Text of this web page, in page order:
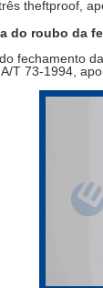
theftproof,
do roubo da
fechamento
T 73-1994,